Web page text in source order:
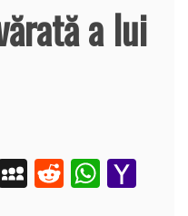
a lui
M R
W